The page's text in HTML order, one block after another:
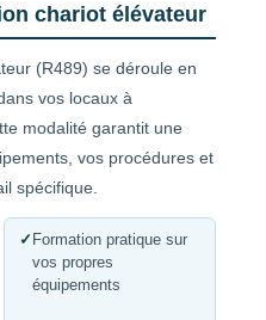
chariot élévateur
(R489) se déroule en
vos locaux à
modalité garantit une
vos procédures et
spécifique.
✓ Formation pratique sur
vos propres
équipements